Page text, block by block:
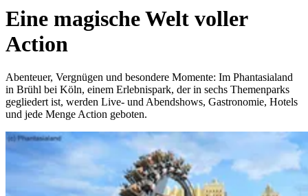
Eine magische Welt voller
Action
Abenteuer, Vergnügen und besondere Momente: Im Phantasialand
in Brühl bei Köln, einem Erlebnispark, der in sechs Themenparks
gegliedert ist, werden Live- und Abendshows, Gastronomie, Hotels
und jede Menge Action geboten.